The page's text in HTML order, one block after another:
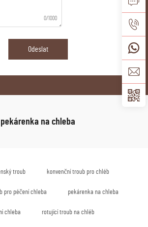
0/1000
Odeslat
pekárenka na chleba
troub konvenční troub pro chléb
pro péčení chleba pekárenka na chleba
chleba rotující troub na chléb